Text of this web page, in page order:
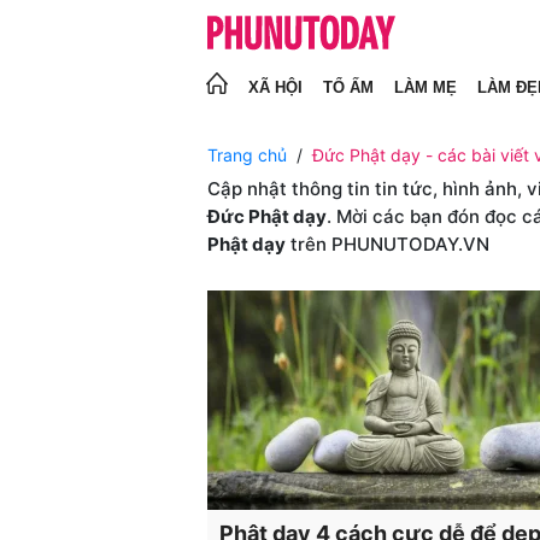
XÃ HỘI TỔ ẤM LÀM MẸ LÀM
Trang chủ Đức Phật dạy - các bài viết
Cập nhật thông tin tin tức, hình ảnh,
Đức Phật dạy. Mời các bạn đón đọc
Phật dạy trên PHUNUTODAY.VN
Phật dạy 4 cách cực dễ để